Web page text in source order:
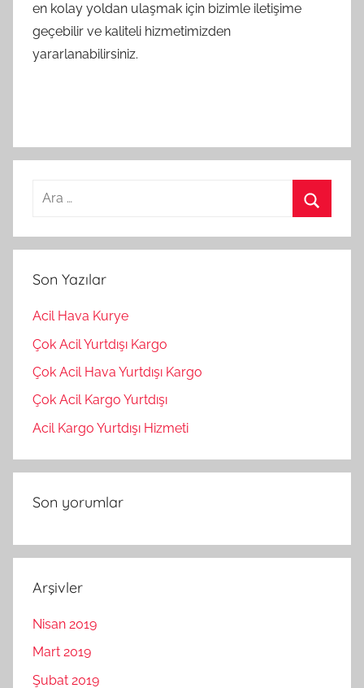
en kolay yoldan ulaşmak için bizimle iletişime
geçebilir ve kaliteli hizmetimizden
yararlanabilirsiniz.
Arama:
Son Yazılar
Acil Hava Kurye
Çok Acil Yurtdışı Kargo
Çok Acil Hava Yurtdışı Kargo
Çok Acil Kargo Yurtdışı
Acil Kargo Yurtdışı Hizmeti
Son yorumlar
Arşivler
Nisan 2019
Mart 2019
Şubat 2019